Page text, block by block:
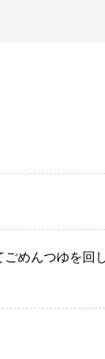
めんつゆを回